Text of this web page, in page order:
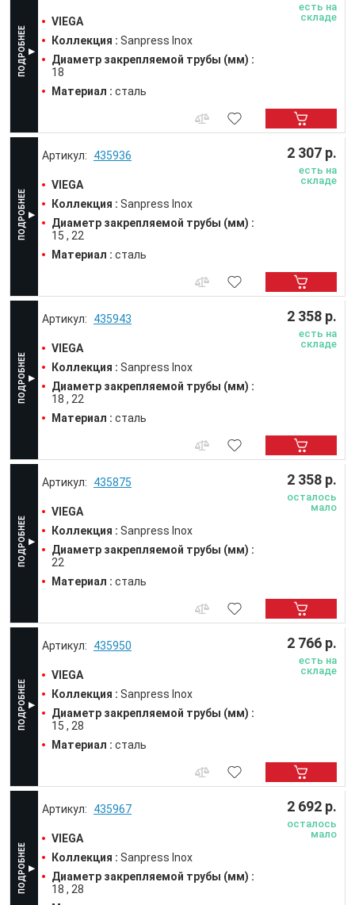
VIEGA
Коллекция : Sanpress Inox
Диаметр закрепляемой трубы (мм) :
18
Материал : сталь
есть на
складе
435936
VIEGA
Коллекция : Sanpress Inox
Диаметр закрепляемой трубы (мм) :
15
22
Материал : сталь
2 307 р.
есть на
складе
435943
VIEGA
Коллекция : Sanpress Inox
Диаметр закрепляемой трубы (мм) :
18
22
Материал : сталь
2 358 р.
есть на
складе
435875
VIEGA
Коллекция : Sanpress Inox
Диаметр закрепляемой трубы (мм) :
22
Материал : сталь
2 358 р.
осталось
мало
435950
VIEGA
Коллекция : Sanpress Inox
Диаметр закрепляемой трубы (мм) :
15
28
Материал : сталь
2 766 р.
есть на
складе
435967
VIEGA
Коллекция : Sanpress Inox
Диаметр закрепляемой трубы (мм) :
18
28
2 692 р.
осталось
мало